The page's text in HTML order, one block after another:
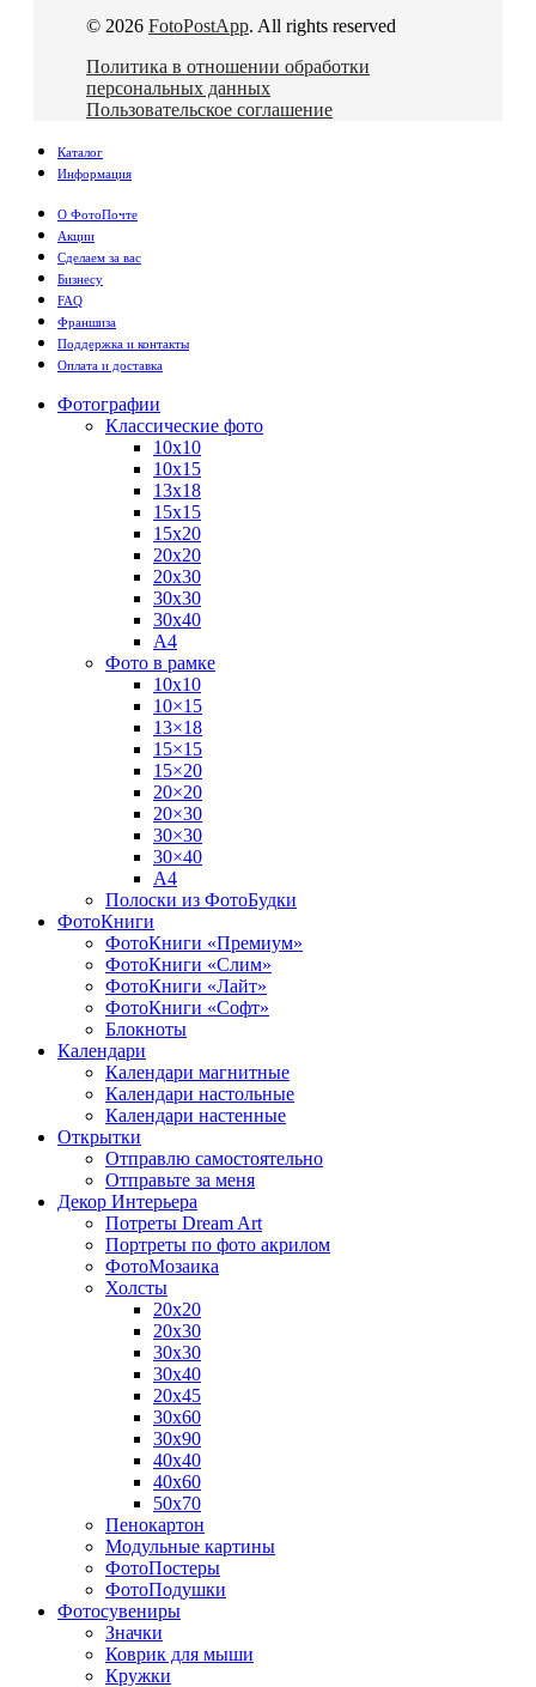
© 2026 FotoPostApp. All rights reserved
Политика в отношении обработки
персональных данных
Пользовательское соглашение
Каталог
Информация
О ФотоПочте
Акции
Сделаем за вас
Бизнесу
FAQ
Франшиза
Поддержка и контакты
Оплата и доставка
Фотографии
Классические фото
10х10
10х15
13х18
15х15
15х20
20х20
20х30
30х30
30х40
А4
Фото в рамке
10х10
10×15
13×18
15×15
15×20
20×20
20×30
30×30
30×40
A4
Полоски из ФотоБудки
ФотоКниги
ФотоКниги «Премиум»
ФотоКниги «Слим»
ФотоКниги «Лайт»
ФотоКниги «Софт»
Блокноты
Календари
Календари магнитные
Календари настольные
Календари настенные
Открытки
Отправлю самостоятельно
Отправьте за меня
Декор Интерьера
Потреты Dream Art
Портреты по фото акрилом
ФотоМозаика
Холсты
20х20
20х30
30х30
30х40
20х45
30х60
30х90
40х40
40х60
50х70
Пенокартон
Модульные картины
ФотоПостеры
ФотоПодушки
Фотоcувениры
Значки
Коврик для мыши
Кружки